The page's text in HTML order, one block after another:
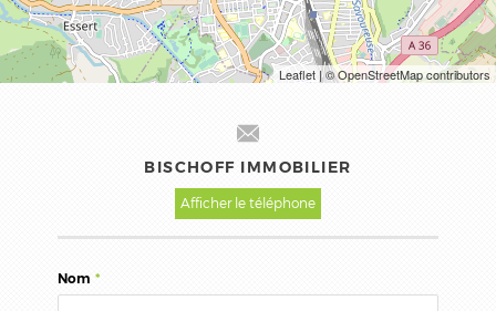
Leaflet | © OpenStreetMap contributors
BISCHOFF IMMOBILIER
Afficher le téléphone
Nom *